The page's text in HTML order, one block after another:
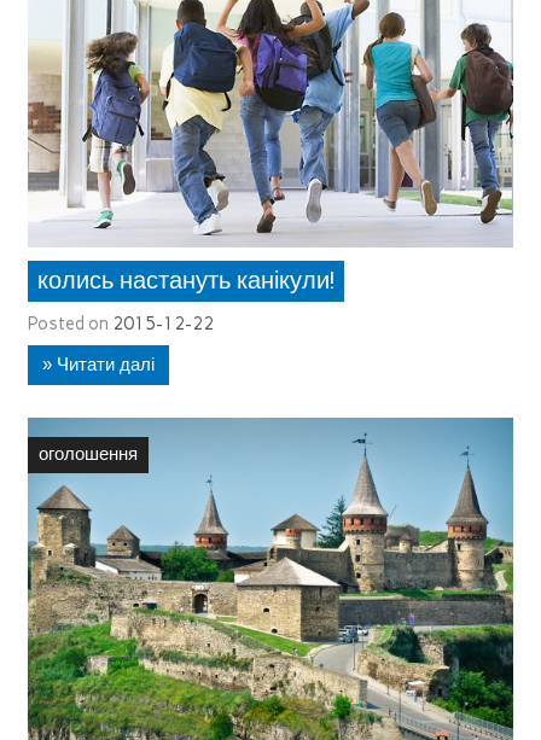
колись настануть канікули!
Posted on 2015-12-22
» Читати далі
оголошення